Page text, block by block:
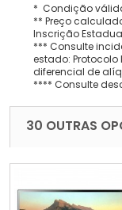
* Condição
** Preço
Inscrição
*** Consulte
estado: Protocolo
diferencial de
**** Consulte
30 OUTRAS